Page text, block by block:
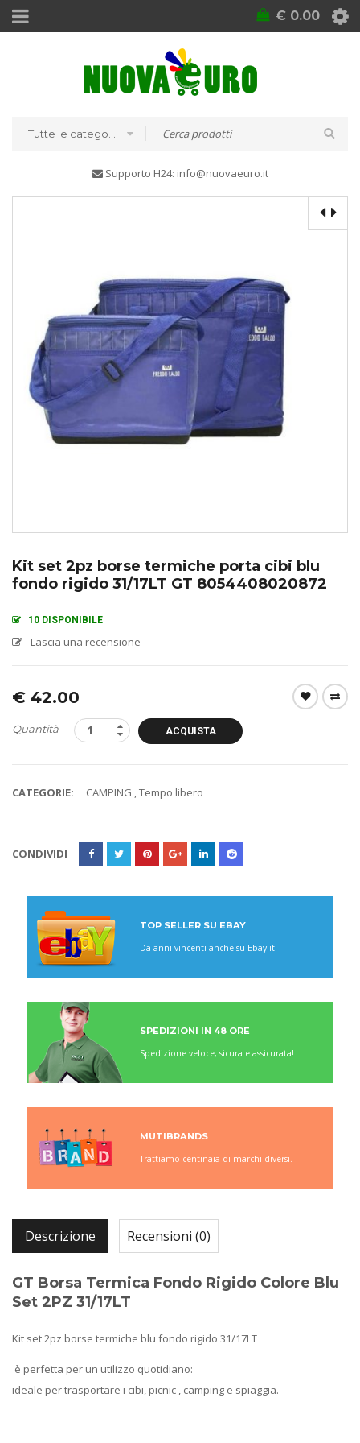
€ 0.00
Supporto H24: info@nuovaeuro.it
Kit set 2pz borse termiche porta cibi blu
fondo rigido 31/17LT GT 8054408020872
10 DISPONIBILE
Lascia una recensione
€ 42.00
Quantità ACQUISTA
CATEGORIE: CAMPING ,Tempo libero
CONDIVIDI
TOP SELLER SU EBAY
Da anni vincenti anche su Ebay.it
SPEDIZIONI IN 48 ORE
Spedizione veloce, sicura e assicurata!
MUTIBRANDS
Trattiamo centinaia di marchi diversi.
Descrizione Recensioni (0)
GT Borsa Termica Fondo Rigido Colore Blu
Set 2PZ 31/17LT
Kit set 2pz borse termiche blu fondo rigido 31/17LT
è perfetta per un utilizzo quotidiano:
ideale per trasportare i cibi, picnic , camping e spiaggia.